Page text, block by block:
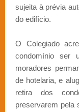
sujeita à prévia
do edifício.
O Colegiado
condomínio ser
moradores
de hotelaria, e
retira dos
preservarem pela